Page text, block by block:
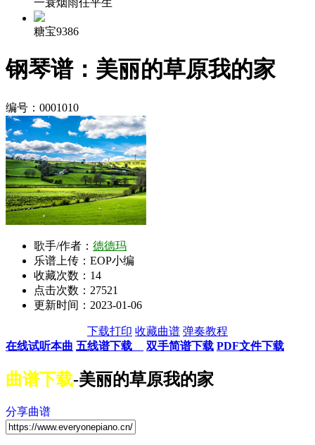
一蓑烟雨任平生
糖宝9386
钢琴谱：美丽的草原我的家
编号：0001010
歌手/作者： 德德玛
乐谱上传：EOP小编
收藏次数： 14
点击次数：27521
更新时间：2023-01-06
下载打印 收藏曲谱 弹奏教程
在线试听本曲 五线谱下载 双手简谱下载 PDF文件下载
曲谱下载-美丽的草原我的家
分享曲谱